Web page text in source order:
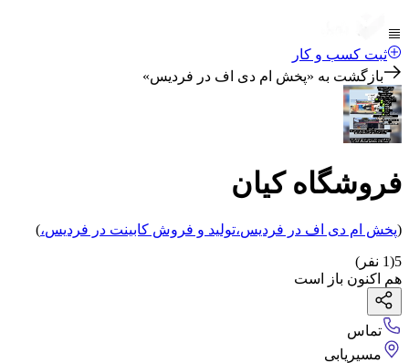
ثبت کسب و کار
بازگشت به «پخش ام دی اف در فردیس»
فروشگاه کیان
(پخش ام دی اف در فردیس،تولید و فروش کابینت در فردیس،)
5
(
1 نفر)
هم اکنون باز است
تماس
مسیریابی